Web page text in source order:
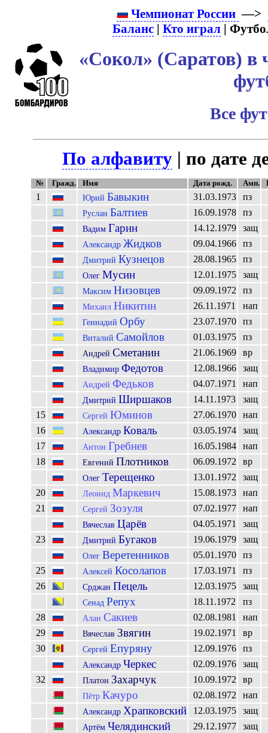
Чемпионат России —>
Баланс |Кто играл |
«Сокол» (Саратов) в
Все
По алфавиту | по дате
№ Гражд. Имя Дата рожд. Амп.
1 Юрий Бавыкин 31.03.1973 пз
Руслан Балтиев 16.09.1978 пз
Вадим Гарин 14.12.1979 защ
Александр Жидков 09.04.1966 пз
Дмитрий Кузнецов 28.08.1965 пз
Олег Мусин 12.01.1975 защ
Максим Низовцев 09.09.1972 пз
Михаил Никитин 26.11.1971 нап
Геннадий Орбу 23.07.1970 пз
Виталий Самойлов 01.03.1975 пз
Андрей Сметанин 21.06.1969 вр
Владимир Федотов 12.08.1966 защ
Андрей Федьков 04.07.1971 нап
Дмитрий Ширшаков 14.11.1973
защ
15
Сергей Юминов 27.06.1970
нап
16
Александр Коваль 03.05.1974
защ
17
Антон Гребнев 16.05.1984
нап
18
Евгений Плотников 06.09.1972 вр
Олег Терещенко 13.01.1972
защ
20
Леонид Маркевич 15.08.1973
нап
21
Сергей Зозуля 07.02.1977 нап
Вячеслав Царёв 04.05.1971
защ
23
Дмитрий Бугаков 19.06.1979 защ
Олег Веретенников 05.01.1970
пз
25
Алексей Косолапов 17.03.1971
пз
26
Срджан Пецель 12.03.1975 защ
Сенад Репух 18.11.1972
пз
28
Алан Сакиев 02.08.1981
нап
29
Вячеслав Звягин 19.02.1971
вр
30
Сергей Епуряну 12.09.1976 пз
Александр Черкес 02.09.1976
защ
32
Платон Захарчук 10.09.1972 вр
Пётр Качуро 02.08.1972 нап
Александр Храпковский 12.03.1975 защ
Артём Челядинский 29.12.1977
защ